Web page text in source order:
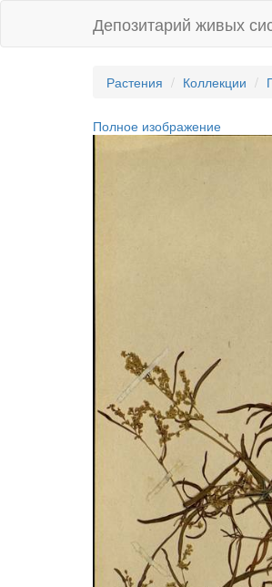
Депозитарий живых
Растения Коллекции
Полное изображение